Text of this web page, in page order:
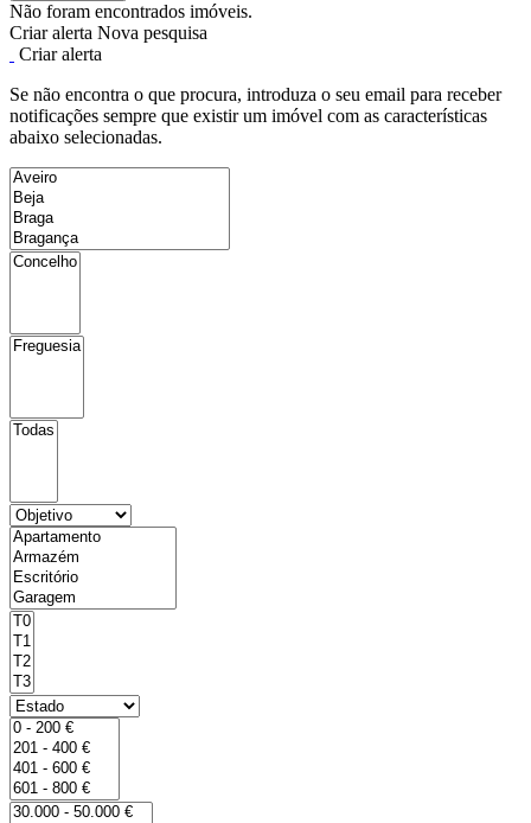
Não foram encontrados imóveis.
Criar alerta Nova pesquisa
Criar alerta
Se não encontra o que procura, introduza o seu email para receber
notificações sempre que existir um imóvel com as características
abaixo selecionadas.